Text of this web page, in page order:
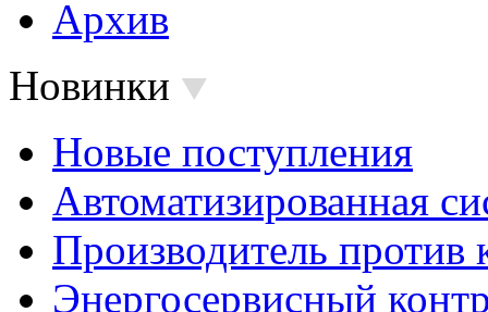
Архив
Новинки
Новые поступления
Автоматизированная
Производитель против
Энергосервисный